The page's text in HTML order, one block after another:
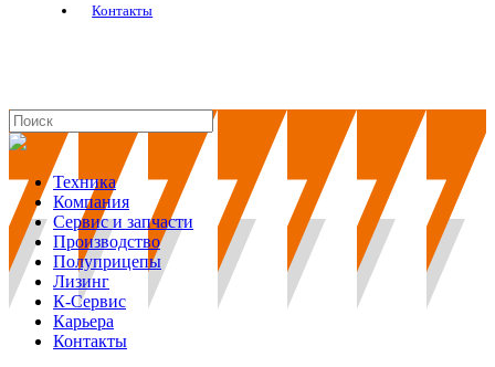
Контакты
Техника
Компания
Сервис и запчасти
Производство
Полуприцепы
Лизинг
К-Сервис
Карьера
Контакты